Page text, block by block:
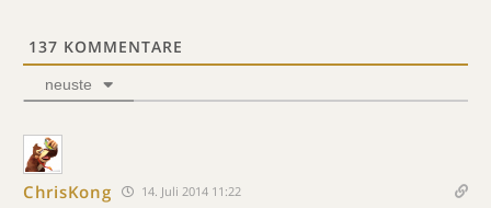
137 KOMMENTARE
neuste
ChrisKong 14. Juli 2014 11:22